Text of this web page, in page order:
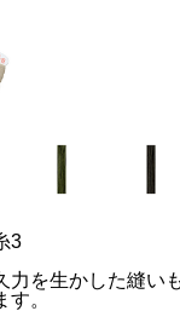
3
力を生かした縫い
。